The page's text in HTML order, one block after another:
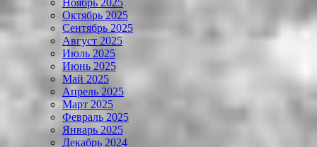
Октябрь 2025
Сентябрь 2025
Август 2025
Июль 2025
Июнь 2025
Май 2025
Апрель 2025
Март 2025
Февраль 2025
Январь 2025
Декабрь 2024